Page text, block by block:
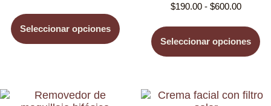
Seleccionar opciones
$190.00 - $600.00
Seleccionar opciones